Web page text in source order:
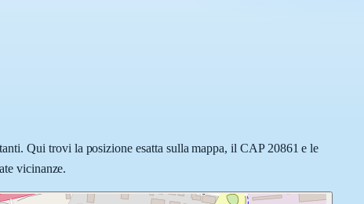
Qui trovi la posizione esatta sulla mappa, il CAP 20861 e le
vicinanze.